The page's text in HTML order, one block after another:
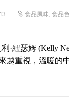
食品風味, 食品
·紐瑟姆 (Kelly
越重視，溫暖的